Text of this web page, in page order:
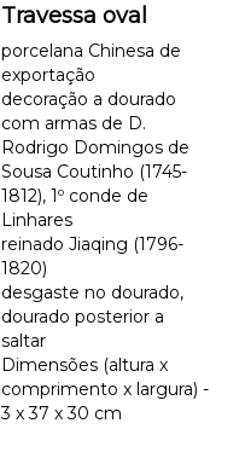
Travessa oval
porcelana Chinesa de
exportação
decoração a dourado
com armas de D.
Rodrigo Domingos de
Sousa Coutinho (1745-
1812), 1º conde de
Linhares
reinado Jiaqing (1796-
1820)
desgaste no dourado,
dourado posterior a
saltar
Dimensões (altura x
comprimento x largura) -
3 x 37 x 30 cm